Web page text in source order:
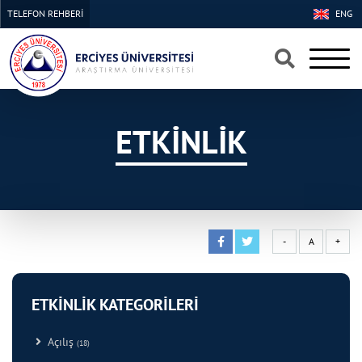
×
×
ENG
TELEFON REHBERİ
ETKİNLİK
- A +
ETKİNLİK KATEGORİLERİ
Açılış (18)